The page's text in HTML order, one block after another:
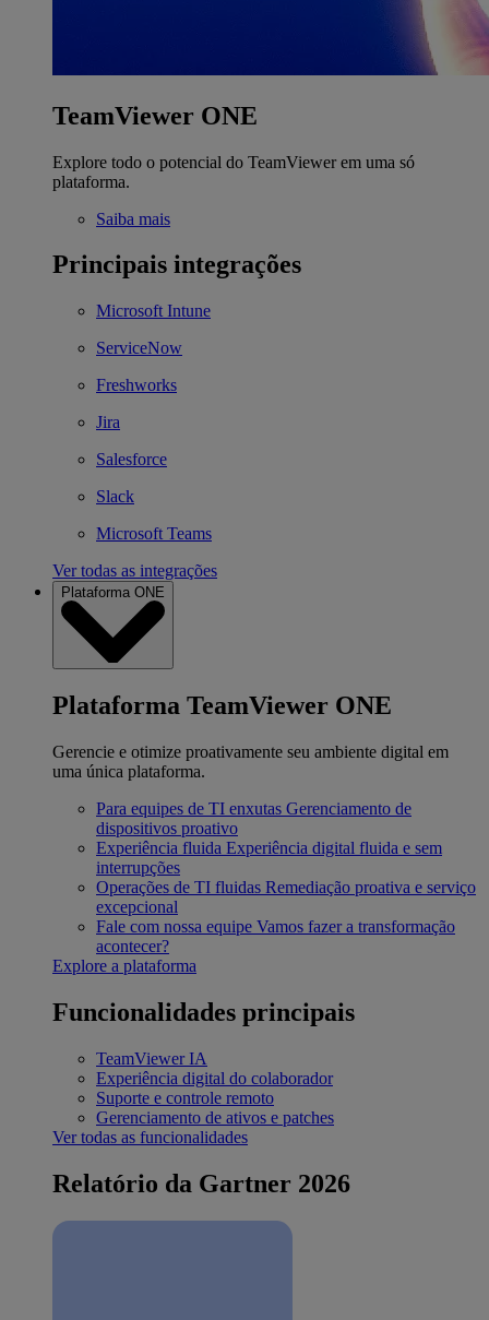
TeamViewer ONE
Explore todo o potencial do TeamViewer em uma só
plataforma.
Saiba mais
Principais integrações
Microsoft Intune
ServiceNow
Freshworks
Jira
Salesforce
Slack
Microsoft Teams
Ver todas as integrações
Plataforma ONE
Plataforma TeamViewer ONE
Gerencie e otimize proativamente seu ambiente digital em
uma única plataforma.
Para equipes de TI enxutas Gerenciamento de
dispositivos proativo
Experiência fluida Experiência digital fluida e sem
interrupções
Operações de TI fluidas Remediação proativa e serviço
excepcional
Fale com nossa equipe Vamos fazer a transformação
acontecer?
Explore a plataforma
Funcionalidades principais
TeamViewer IA
Experiência digital do colaborador
Suporte e controle remoto
Gerenciamento de ativos e patches
Ver todas as funcionalidades
Relatório da Gartner 2026